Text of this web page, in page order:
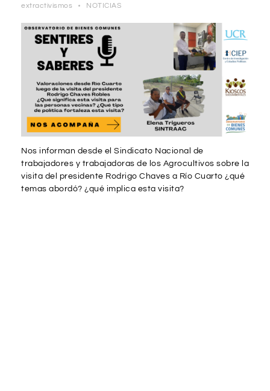
extractivismos
NOTICIAS
Nos informan desde el Sindicato Nacional de
trabajadores y trabajadoras de los Agrocultivos sobre la
visita del presidente Rodrigo Chaves a Río Cuarto ¿qué
temas abordó? ¿qué implica esta visita?